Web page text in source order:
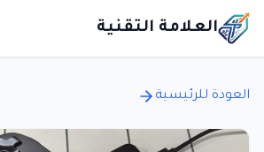
العلامة التقنية
العودة للرئيسية